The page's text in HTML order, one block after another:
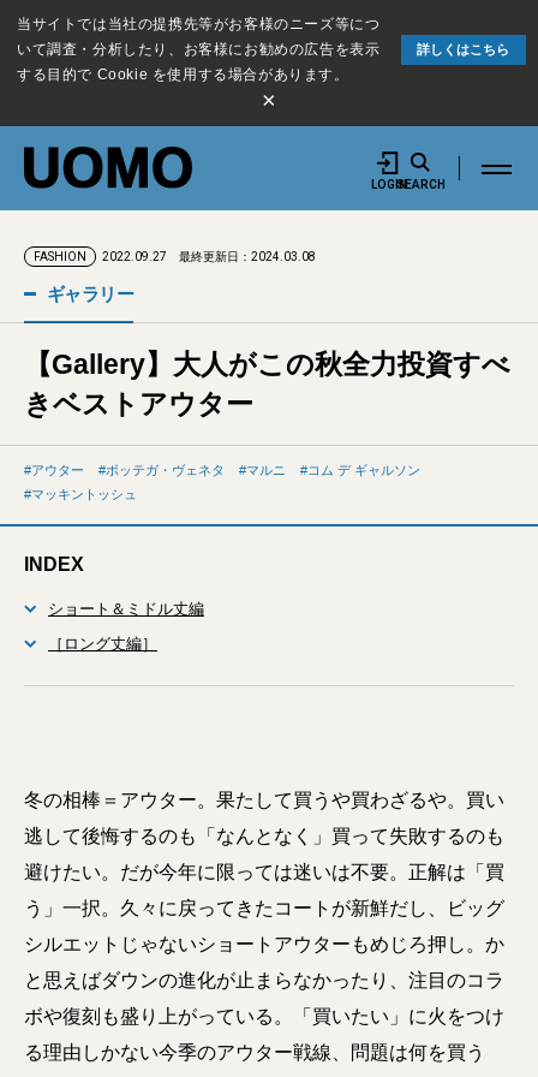
当サイトでは当社の提携先等がお客様のニーズ等につ
いて調査・分析したり、お客様にお勧めの広告を表示
する目的で Cookie を使用する場合があります。
詳しくはこちら
×
LOGINSEARCH
FASHION 2022.09.27 最終更新日：2024.03.08
ギャラリー
【Gallery】大人がこの秋全力投資すべ
きベストアウター
アウター ボッテガ・ヴェネタ マルニ
コム デ ギャルソン
マッキントッシュ
INDEX
ショート＆ミドル丈編
［ロング丈編］
冬の相棒＝アウター。果たして買うや買わざるや。買い
逃して後悔するのも「なんとなく」買って失敗するのも
避けたい。だが今年に限っては迷いは不要。正解は「買
う」一択。久々に戻ってきたコートが新鮮だし、ビッグ
シルエットじゃないショートアウターもめじろ押し。か
と思えばダウンの進化が止まらなかったり、注目のコラ
ボや復刻も盛り上がっている。「買いたい」に火をつけ
る理由しかない今季のアウター戦線、問題は何を買う